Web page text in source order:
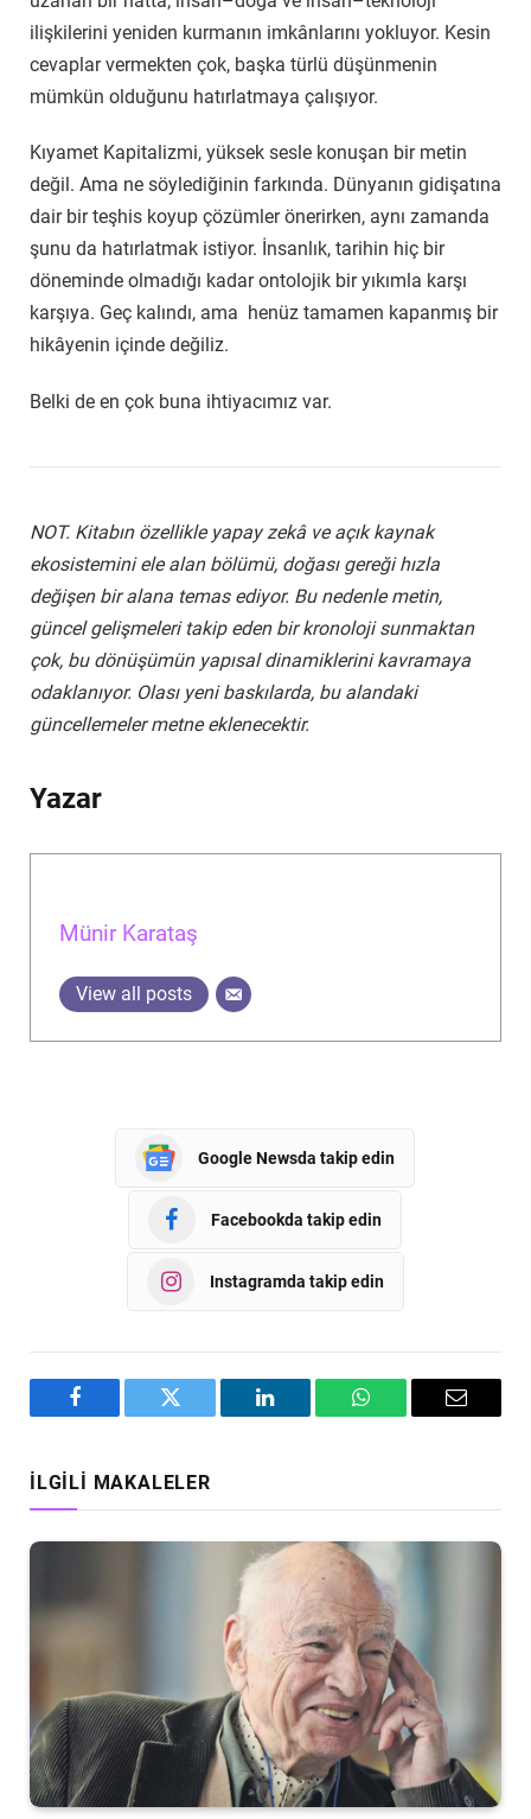
ilişkilerini yeniden kurmanın imkânlarını yokluyor. Kesin
cevaplar vermekten çok, başka türlü düşünmenin
mümkün olduğunu hatırlatmaya çalışıyor.
Kıyamet Kapitalizmi, yüksek sesle konuşan bir metin
değil. Ama ne söylediğinin farkında. Dünyanın gidişatına
dair bir teşhis koyup çözümler önerirken, aynı zamanda
şunu da hatırlatmak istiyor. İnsanlık, tarihin hiç bir
döneminde olmadığı kadar ontolojik bir yıkımla karşı
karşıya. Geç kalındı, ama henüz tamamen kapanmış bir
hikâyenin içinde değiliz.
Belki de en çok buna ihtiyacımız var.
NOT. Kitabın özellikle yapay zekâ ve açık kaynak
ekosistemini ele alan bölümü, doğası gereği hızla
değişen bir alana temas ediyor. Bu nedenle metin,
güncel gelişmeleri takip eden bir kronoloji sunmaktan
çok, bu dönüşümün yapısal dinamiklerini kavramaya
odaklanıyor. Olası yeni baskılarda, bu alandaki
güncellemeler metne eklenecektir.
Yazar
Münir Karataş
View all posts
Google Newsda takip edin
Facebookda takip edin
Instagramda takip edin
Facebook Twitter LinkedIn WhatsAppEmail
İLGILI MAKALELER